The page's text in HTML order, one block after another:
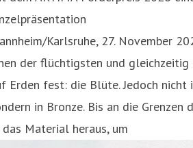
Karlsruhe, 27. November
der flüchtigsten und
Erden fest: die Blüte. Jedoch nicht
in Bronze. Bis an die
Material heraus, um